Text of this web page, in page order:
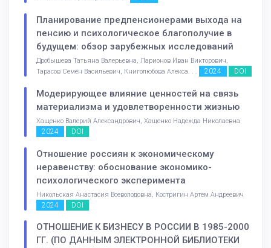
Планирование предпенсионерами выхода на
пенсию и психологическое благополучие в
будущем: обзор зарубежных исследований
Дробышева Татьяна Валерьевна, Ларионов Иван Викторович,
Тарасов Семён Васильевич, Книголюбова Алекса. . .
2024 DOI
Модерирующее влияние ценностей на связь
материализма и удовлетворенности жизнью
Хащенко Валерий Александрович, Хащенко Надежда Николаевна
2024 DOI
Отношение россиян к экономическому
неравенству: обоснование экономико-
психологического эксперимента
Никольская Анастасия Всеволодовна, Костригин Артем Андреевич
2024 DOI
ОТНОШЕНИЕ К БИЗНЕСУ В РОССИИ В 1985-2000
ГГ. (ПО ДАННЫМ ЭЛЕКТРОННОЙ БИБЛИОТЕКИ